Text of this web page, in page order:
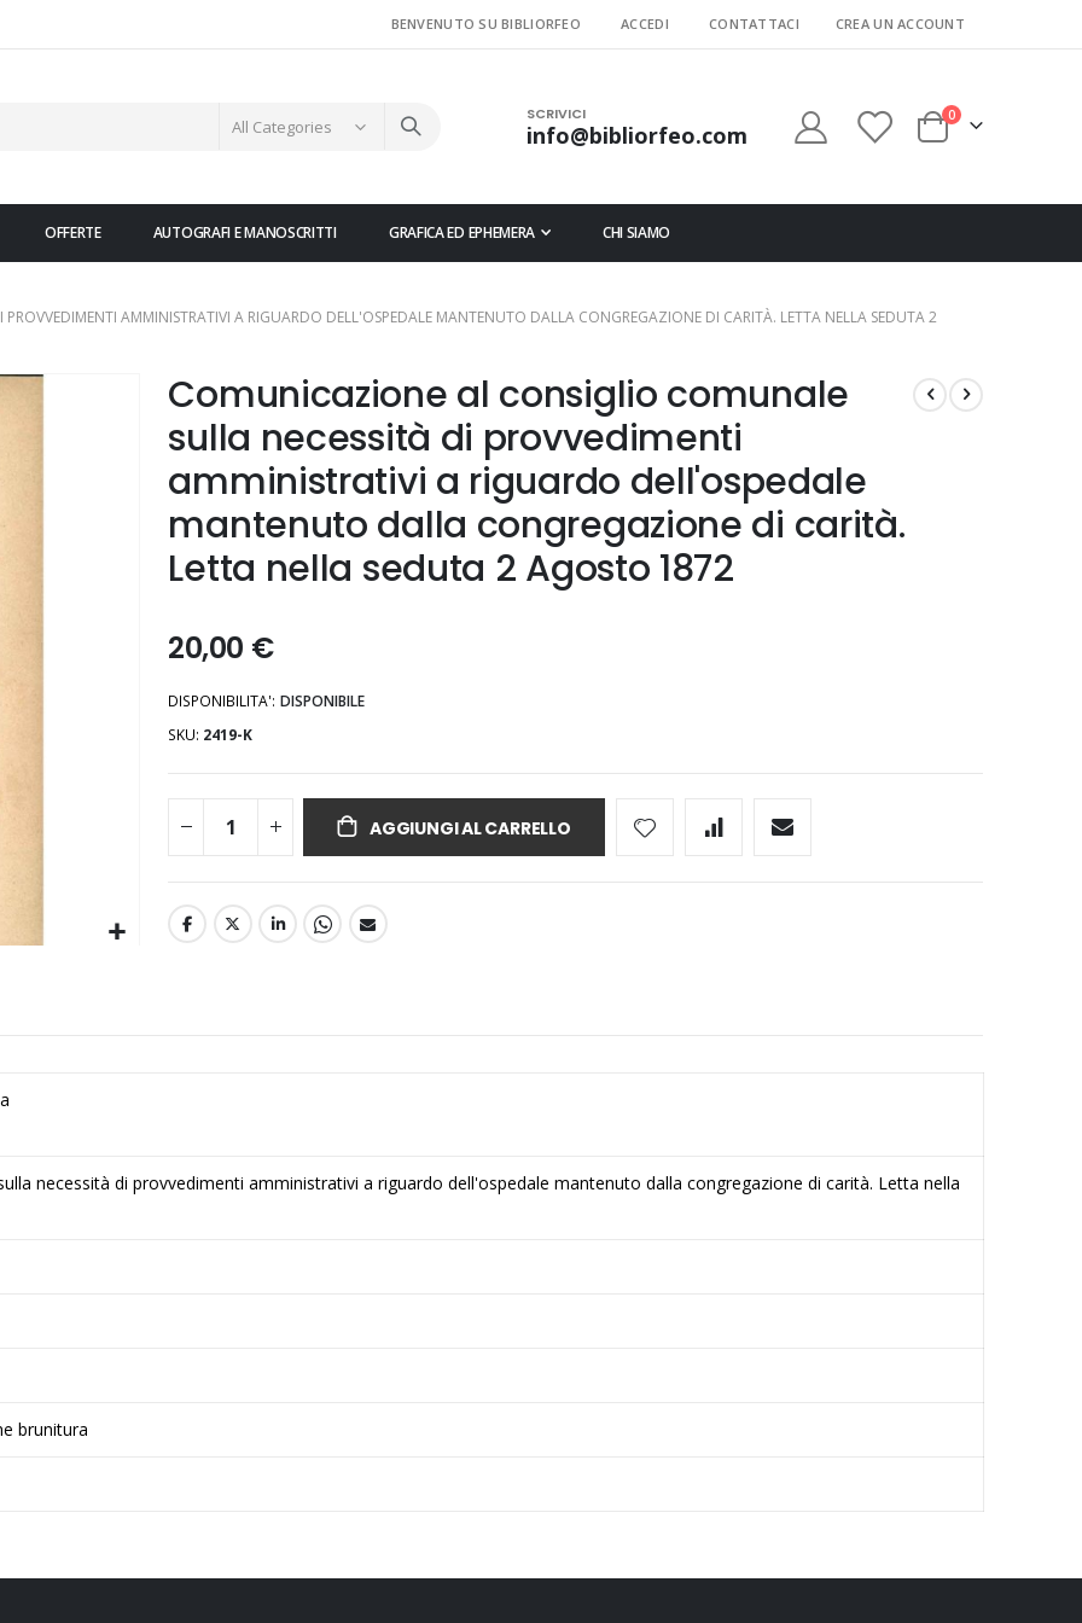
BENVENUTO SU BIBLIORFEO ACCEDI CONTATTACI CREA UN ACCOUNT
SCRIVICI
info@bibliorfeo.com Cart
0elementi
OFFERTE AUTOGRAFI E MANOSCRITTI GRAFICA ED EPHEMERA CHI SIAMO
AMMINISTRATIVI A RIGUARDO DELL'OSPEDALE MANTENUTO DALLA CONGREGAZIONE DI CARITÀ. LETTA NELLA SEDUTA 2
Comunicazione al consiglio comunale
sulla necessità di provvedimenti
amministrativi a riguardo dell'ospedale
mantenuto dalla congregazione di carità.
Letta nella seduta 2 Agosto 1872
20,00 €
DISPONIBILITA': DISPONIBILE
SKU 2419-K
AGGIUNGI AL CARRELLO
necessità di provvedimenti amministrativi a riguardo dell'ospedale mantenuto dalla congregazione di carità. Letta nella
brunitura